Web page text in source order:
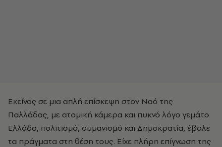
Εκείνος σε μια απλή επίσκεψη στον Ναό της
Παλλάδας, με ατομική κάμερα και πυκνό λόγο γεμάτο
Ελλάδα, πολιτισμό, ουμανισμό και Δημοκρατία, έβαλε
τα πράγματα στη θέση τους. Είχε πλήρη επίγνωση της